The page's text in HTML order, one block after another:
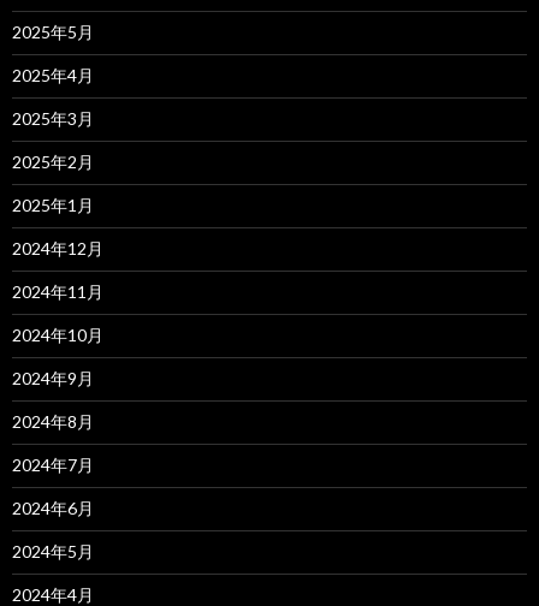
2025年5月
2025年4月
2025年3月
2025年2月
2025年1月
2024年12月
2024年11月
2024年10月
2024年9月
2024年8月
2024年7月
2024年6月
2024年5月
2024年4月